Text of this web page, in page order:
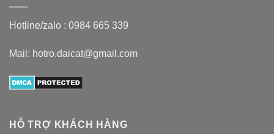
Hotline/zalo : 0984 665 339
Mail: hotro.daicat@gmail.com
HỖ TRỢ KHÁCH HÀNG